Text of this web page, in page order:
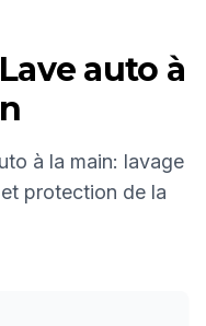
Lave auto à
à la main: lavage
protection de la